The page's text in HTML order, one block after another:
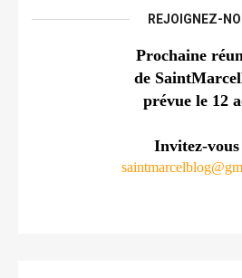
REJOIGNEZ-
Prochaine
de
prévue le 12
Invitez-vous